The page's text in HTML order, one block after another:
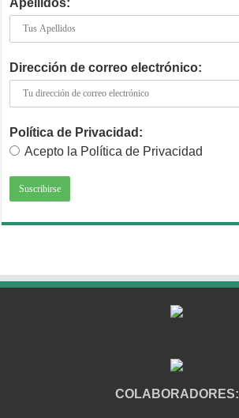
Dirección de correo electrónico:
Política de Privacidad:
Acepto la Política de Privacidad
COLABORADORES: